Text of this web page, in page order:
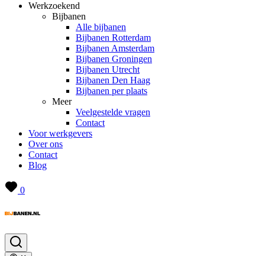
Werkzoekend
Bijbanen
Alle bijbanen
Bijbanen Rotterdam
Bijbanen Amsterdam
Bijbanen Groningen
Bijbanen Utrecht
Bijbanen Den Haag
Bijbanen per plaats
Meer
Veelgestelde vragen
Contact
Voor werkgevers
Over ons
Contact
Blog
0